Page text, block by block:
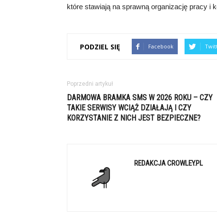
które stawiają na sprawną organizację pracy i
PODZIEL SIĘ Facebook
Poprzedni artykuł
DARMOWA BRAMKA SMS W 2026 ROKU – CZY
TAKIE SERWISY WCIĄŻ DZIAŁAJĄ I CZY
KORZYSTANIE Z NICH JEST BEZPIECZNE?
REDAKCJA CROWLEY.PL